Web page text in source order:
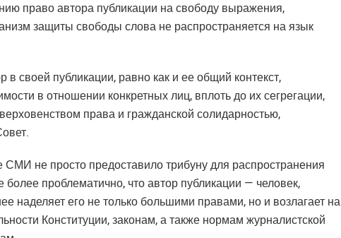
право автора публикации на свободу выражения,
защиты свободы слова не распространяется на язык
в своей публикации, равно как и ее общий контекст,
в отношении конкретных лиц, вплоть до их сегрегации,
права и гражданской солидарностью,
не просто предоставило трибуну для распространения
проблематично, что автор публикации — человек,
наделяет его не только большими правами, но и возлагает на
Конституции, законам, а также нормам журналистской